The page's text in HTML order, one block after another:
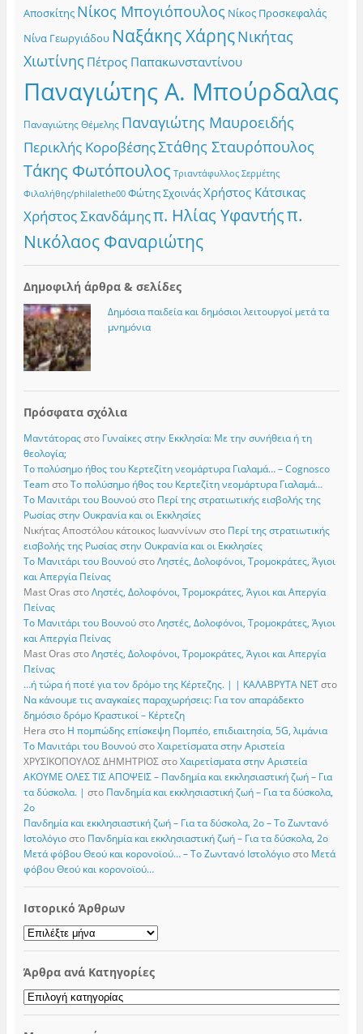
Αποσκίτης Νίκος Μπογιόπουλος Νίκος Προσκεφαλάς
Νίνα Γεωργιάδου Ναξάκης ΧάρηςΝικήτας
Χιωτίνης Πέτρος Παπακωνσταντίνου
Παναγιώτης Α. Μπούρδαλας
Παναγιώτης Θέμελης Παναγιώτης Μαυροειδής
Περικλής ΚοροβέσηςΣτάθης Σταυρόπουλος
Τάκης Φωτόπουλος Τριαντάφυλλος Σερμέτης
Φιλαλήθης/philalethe00 Φώτης ΣχοινάςΧρήστος Κάτσικας
Χρήστος Σκανδάμηςπ. Ηλίας Υφαντήςπ.
Νικόλαος Φαναριώτης
Δημοφιλή άρθρα & σελίδες
Δημόσια παιδεία και δημόσιοι λειτουργοί μετά τα
μνημόνια
Πρόσφατα σχόλια
Μαντάτοραςστο Γυναίκες στην Εκκλησία: Με την συνήθεια ή τη
θεολογία;
Το πολύσημο ήθος του Κερτεζίτη νεομάρτυρα Γιαλαμά… – Cognosco
TeamστοΤο πολύσημο ήθος του Κερτεζίτη νεομάρτυρα Γιαλαμά…
Το Μανιτάρι του Βουνούστο Περί της στρατιωτικής εισβολής της
Ρωσίας στην Ουκρανία και οι Εκκλησίες
Νικήτας Αποστόλου κάτοικος Ιωαννίνων στο Περί της στρατιωτικής
εισβολής της Ρωσίας στην Ουκρανία και οι Εκκλησίες
Το Μανιτάρι του ΒουνούστοΛηστές, Δολοφόνοι, Τρομοκράτες, Άγιοι
και Απεργία Πείνας
Mast Oras στοΛηστές, Δολοφόνοι, Τρομοκράτες, Άγιοι και Απεργία
Πείνας
Το Μανιτάρι του ΒουνούστοΛηστές, Δολοφόνοι, Τρομοκράτες, Άγιοι
και Απεργία Πείνας
Mast Oras στοΛηστές, Δολοφόνοι, Τρομοκράτες, Άγιοι και Απεργία
Πείνας
…ή τώρα ή ποτέ για τον δρόμο της Κέρτεζης. | | ΚΑΛΑΒΡΥΤΑ ΝΕΤστο
Να κάνουμε τις αναγκαίες παραχωρήσεις: Για τον απαράδεκτο
δημόσιο δρόμο Κραστικοί – Κέρτεζη
Hera στο Η πομπώδης επίσκεψη Πομπέο, επιδιαιτησία, 5G, λιμάνια
Το Μανιτάρι του ΒουνούστοΧαιρετίσματα στην Αριστεία
ΧΡΥΣΙΚΟΠΟΥΛΟΣ ΔΗΜΗΤΡΙΟΣστοΧαιρετίσματα στην Αριστεία
ΑΚΟΥΜΕ ΟΛΕΣ ΤΙΣ ΑΠΟΨΕΙΣ – Πανδημία και εκκλησιαστική ζωή – Για
τα δύσκολα. | στο Πανδημία και εκκλησιαστική ζωή – Για τα δύσκολα,
2ο
Πανδημία και εκκλησιαστική ζωή – Για τα δύσκολα, 2ο – Το Zωντανό
Iστολόγιοστο Πανδημία και εκκλησιαστική ζωή – Για τα δύσκολα, 2ο
Μετά φόβου Θεού και κορονοϊού… – Το Zωντανό Iστολόγιοστο Μετά
φόβου Θεού και κορονοϊού…
Ιστορικό Άρθρων
Ιστορικό
Άρθρων
Άρθρα ανά Κατηγορίες
Άρθρα
ανά